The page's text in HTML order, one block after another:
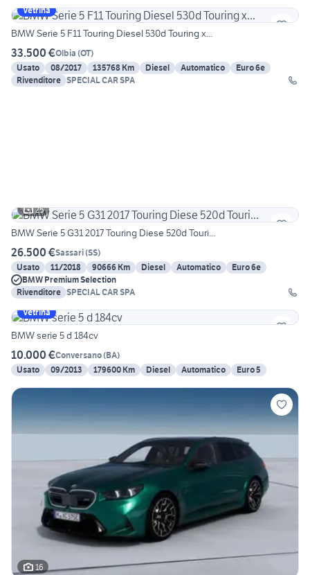
Vetrina
BMW Serie 5 F11 Touring Diesel 530d Touring x...
33.500 €Olbia (OT)
Usato
08/2017 135768 Km Diesel Automatico
Euro 6e
Rivenditore SPECIAL CAR SPA
25
BMW Serie 5 G31 2017 Touring Diese 520d Touri...
26.500 €Sassari(SS)
Usato
11/2018 90666 Km Diesel Automatico
Euro 6e
BMW Premium Selection
Rivenditore SPECIAL CAR SPA
Vetrina
BMW serie 5 d 184cv
10.000 €Conversano(BA)
Usato
09/2013 179600 Km Diesel Automatico Euro 5
16